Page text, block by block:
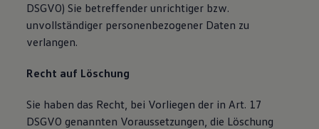
DSGVO) Sie betreffender unrichtiger bzw.
unvollständiger personenbezogener Daten zu
verlangen.
Recht auf Löschung
Sie haben das Recht, bei Vorliegen der in Art. 17
DSGVO genannten Voraussetzungen, die Löschung